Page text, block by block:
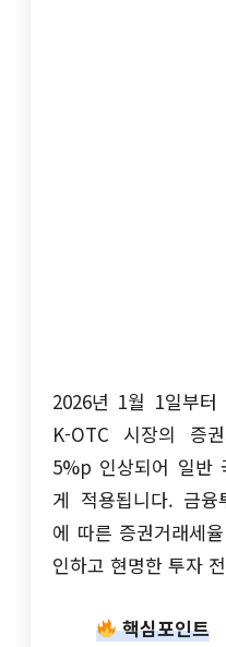
2026년 1월 1일부
K-OTC 시장의 증
5%p 인상되어 일반
게 적용됩니다. 금융
에 따른 증권거래세
인하고 현명한 투자
핵심포인트